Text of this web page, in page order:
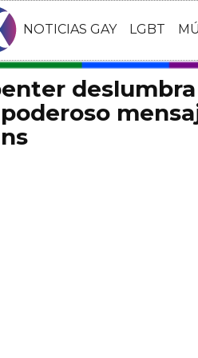
NOTICIAS GAY LGBT